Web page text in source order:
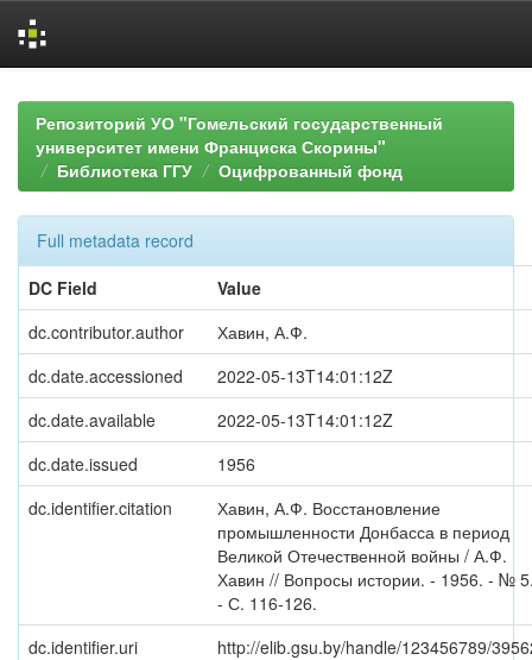
navigationРепозиторий УО "Гомельский государственный
университет имени Франциска Скорины"
Библиотека ГГУ
Оцифрованный фонд
Full metadata record
DC Field
Value
dc.contributor.author
Хавин, А.Ф.
dc.date.accessioned
2022-05-13T14:01:12Z
dc.date.available
2022-05-13T14:01:12Z
dc.date.issued
1956
dc.identifier.citation
Хавин, А.Ф. Восстановление
промышленности Донбасса в период
Великой Отечественной войны / А.Ф.
Хавин // Вопросы истории. - 1956. - №
- С. 116-126.
dc.identifier.uri
http://elib.gsu.by/handle/123456789/